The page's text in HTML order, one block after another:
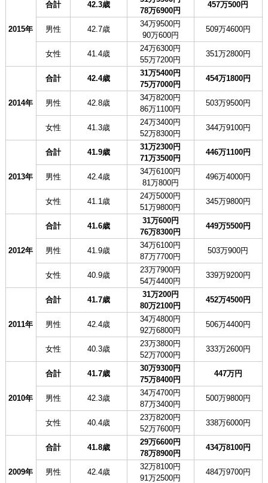
2015年
合計 42.3歳
78万6900円
457万500円
男性 42.7歳
34万9500円
90万600円
509万4600円
女性 41.4歳
24万6300円
55万7200円
351万2800円
2014年
合計 42.4歳
31万5400円
75万7000円
454万1800円
男性 42.8歳
34万8200円
86万1100円
503万9500円
女性 41.3歳
24万3400円
52万8300円
344万9100円
2013年
合計 41.9歳
31万2300円
71万3500円
446万1100円
男性 42.4歳
34万6100円
81万800円
496万4000円
女性 41.1歳
24万5000円
51万9800円
345万9800円
2012年
合計 41.6歳
31万600円
76万8300円
449万5500円
男性 41.9歳
34万6100円
87万7700円
503万900円
女性 40.9歳
23万7900円
54万4400円
339万9200円
2011年
合計 41.7歳
31万200円
80万2100円
452万4500円
男性 42.4歳
34万4800円
92万6800円
506万4400円
女性 40.3歳
23万3800円
52万7000円
333万2600円
2010年
合計 41.7歳
30万9300円
75万8400円
447万円
男性 42.3歳
34万4700円
87万3400円
500万9800円
女性 40.4歳
23万8200円
52万7600円
338万6000円
2009年
合計 41.8歳
29万6600円
78万8900円
434万8100円
男性 42.4歳
32万8100円
91万2500円
484万9700円